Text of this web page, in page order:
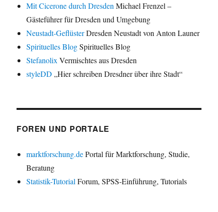
Mit Cicerone durch Dresden Michael Frenzel –
Gästeführer für Dresden und Umgebung
Neustadt-GeflüsterDresden Neustadt von Anton Launer
Spirituelles BlogSpirituelles Blog
Stefanolix Vermischtes aus Dresden
styleDD „Hier schreiben Dresdner über ihre Stadt“
FOREN UND PORTALE
marktforschung.dePortal für Marktforschung, Studie,
Beratung
Statistik-Tutorial Forum, SPSS-Einführung, Tutorials